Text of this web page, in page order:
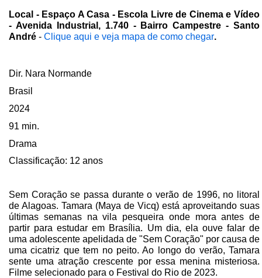
Local - Espaço A Casa - Escola Livre de Cinema e Vídeo
- Avenida Industrial, 1.740 - Bairro Campestre - Santo
André - Clique aqui e veja mapa de como chegar.
Dir. Nara Normande
Brasil
2024
91 min.
Drama
Classificação: 12 anos
Sem Coração se passa durante o verão de 1996, no litoral
de Alagoas. Tamara (Maya de Vicq) está aproveitando suas
últimas semanas na vila pesqueira onde mora antes de
partir para estudar em Brasília. Um dia, ela ouve falar de
uma adolescente apelidada de "Sem Coração" por causa de
uma cicatriz que tem no peito. Ao longo do verão, Tamara
sente uma atração crescente por essa menina misteriosa.
Filme selecionado para o Festival do Rio de 2023.